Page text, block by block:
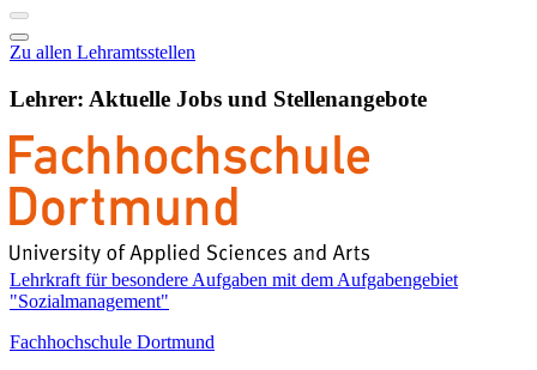
Zu allen Lehramtsstellen
Lehrer: Aktuelle Jobs und Stellenangebote
Lehrkraft für besondere Aufgaben mit dem Aufgabengebiet
"Sozialmanagement"
Fachhochschule Dortmund